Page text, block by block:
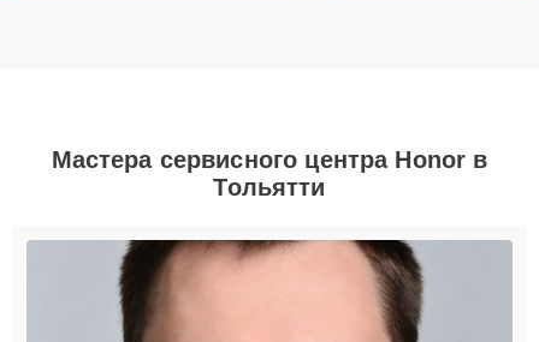
Мастера сервисного центра Honor в
Тольятти